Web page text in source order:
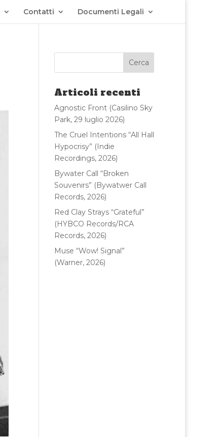
Contatti Documenti Legali
Articoli recenti
Agnostic Front (Casilino Sky
Park, 29 luglio 2026)
The Cruel Intentions “All Hall
Hypocrisy” (Indie
Recordings, 2026)
Bywater Call “Broken
Souvenirs” (Bywatwer Call
Records, 2026)
Red Clay Strays “Grateful”
(HYBCO Records/RCA
Records, 2026)
Muse “Wow! Signal”
(Warner, 2026)